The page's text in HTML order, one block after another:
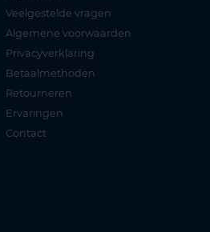
Veelgestelde vragen
Algemene voorwaarden
Privacyverklaring
Betaalmethoden
Retourneren
Ervaringen
Contact